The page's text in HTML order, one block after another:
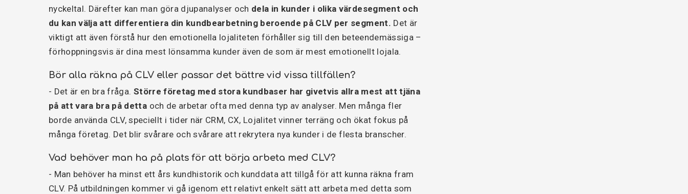
nyckeltal. Därefter kan man göra djupanalyser och dela in kunder i olika värdesegment och
du kan välja att differentiera din kundbearbetning beroende på CLV per segment. Det är
viktigt att även förstå hur den emotionella lojaliteten förhåller sig till den beteendemässiga –
förhoppningsvis är dina mest lönsamma kunder även de som är mest emotionellt lojala.
Bör alla räkna på CLV eller passar det bättre vid vissa tillfällen?
- Det är en bra fråga. Större företag med stora kundbaser har givetvis allra mest att tjäna
på att vara bra på detta och de arbetar ofta med denna typ av analyser. Men många fler
borde använda CLV, speciellt i tider när CRM, CX, Lojalitet vinner terräng och ökat fokus på
många företag. Det blir svårare och svårare att rekrytera nya kunder i de flesta branscher.
Vad behöver man ha på plats för att börja arbeta med CLV?
- Man behöver ha minst ett års kundhistorik och kunddata att tillgå för att kunna räkna fram
CLV. På utbildningen kommer vi gå igenom ett relativt enkelt sätt att arbeta med detta som